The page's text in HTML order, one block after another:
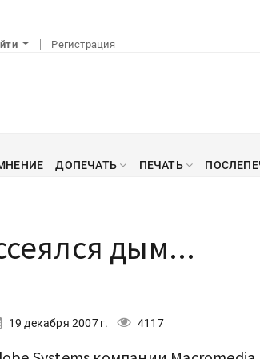
Регистрация
ДОПЕЧАТЬ ПЕЧАТЬ
дым...
19 декабря 2007 г. 4117